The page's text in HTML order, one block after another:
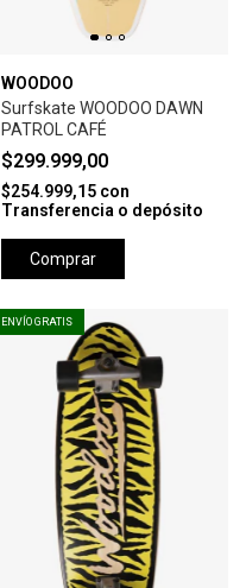
WOODOO
Surfskate WOODOO DAWN
PATROL CAFÉ
$299.999,00
$254.999,15 con
Transferencia o depósito
Comprar
ENVÍO GRATIS